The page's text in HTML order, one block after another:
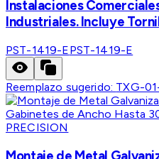
Instalaciones
Industriales. Incluye
PST-1419-EPST-1419-E
Reemplazo sugerido: TXG-
PRECISION
Montaje de Metal